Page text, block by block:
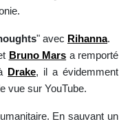
" avec Rihanna.
Bruno Mars a remporté
Drake, il a évidemment
vue sur YouTube.
En sauvant un